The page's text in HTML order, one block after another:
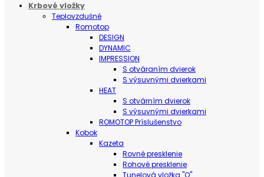
Krbové vložky
Teplovzdušné
Romotop
DESIGN
DYNAMIC
IMPRESSION
S otváraním dvierok
S výsuvnými dvierkami
HEAT
S otvárním dvierok
S výsuvnými dvierkami
ROMOTOP Príslušenstvo
Kobok
Kazeta
Rovné presklenie
Rohové presklenie